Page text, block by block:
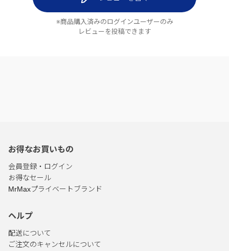
※商品購入済みのログインユーザーのみ
レビューを投稿できます
お得なお買いもの
会員登録・ログイン
お得なセール
MrMaxプライベートブランド
ヘルプ
配送について
ご注文のキャンセルについて